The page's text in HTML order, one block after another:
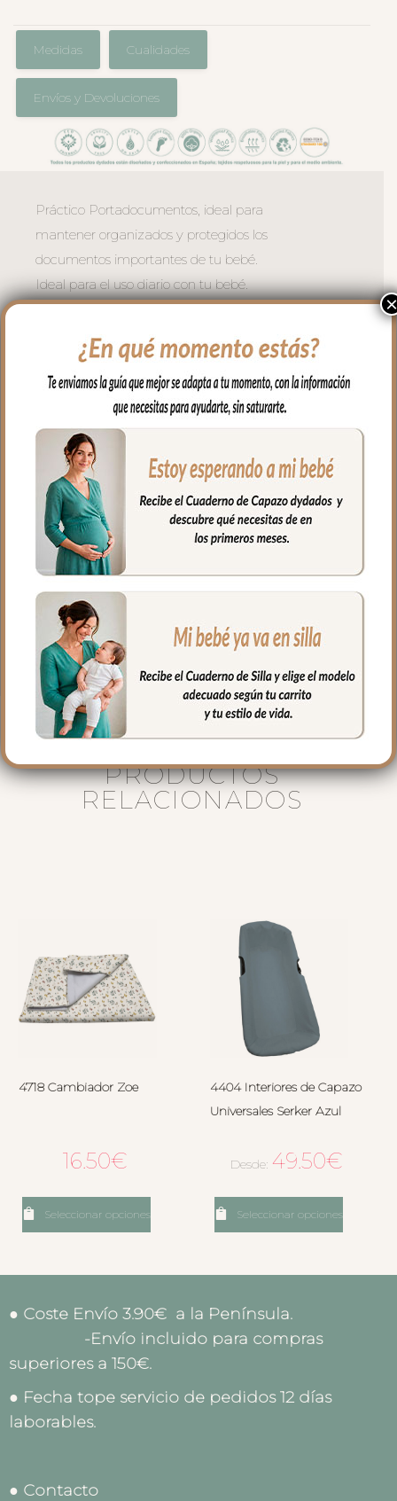
Medidas Cualidades
Envíos y Devoluciones
Práctico Portadocumentos, ideal para
mantener organizados y protegidos los
documentos importantes de tu bebé.
Ideal para el uso diario con tu bebé.
El exterior en polipiel lisa impermeable,
Para el interior tejido blanco
impermeable, muy fácil de limpiar por
dentro y por fuera con paño húmedo y
cuando necesites puedes lavar en
lavadora siempre agua fría jabones no
abrasivos y secado al natural.
Bolsillos interiores en los dos lados, y para
mayor comodidad y que no te falte de
nada lleva incluido una agenda y un
bolígrafo.
Cierre con cremallera al tono del
estampado.
Medidas Portadocumentos: 25x18cms
PRODUCTOS
RELACIONADOS
4718 Cambiador Zoe
16.50€
Seleccionar opciones
4404 Interiores de Capazo
Universales Serker Azul
Desde: 49.50€
Seleccionar opciones
● Coste Envío 3.90€ a la Península.
-Envío incluido para compras
superiores a 150€.
● Fecha tope servicio de pedidos 12 días
laborables.
● Contacto
×